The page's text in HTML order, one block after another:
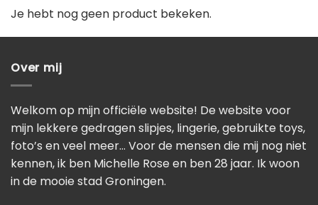
Je hebt nog geen product bekeken.
Over mij
Welkom op mijn officiële website! De website voor
mijn lekkere gedragen slipjes, lingerie, gebruikte toys,
foto’s en veel meer… Voor de mensen die mij nog niet
kennen, ik ben Michelle Rose en ben 28 jaar. Ik woon
in de mooie stad Groningen.